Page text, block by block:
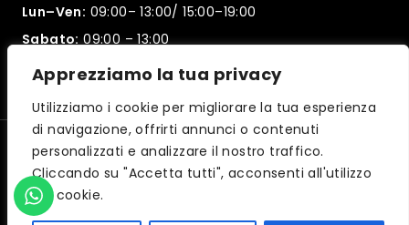
Apprezziamo la tua privacy
Utilizziamo i cookie per migliorare la tua esperienza
di navigazione, offrirti annunci o contenuti
personalizzati e analizzare il nostro traffico.
Cliccando su "Accetta tutti", acconsenti all'utilizzo
dei cookie.
Lun–Ven: 09:00– 13:00/ 15:00–19:00
Sabato:09:00 – 13:00
Domenica:Chiuso
© 2026 Motorpama | Powered byiltuocreasito